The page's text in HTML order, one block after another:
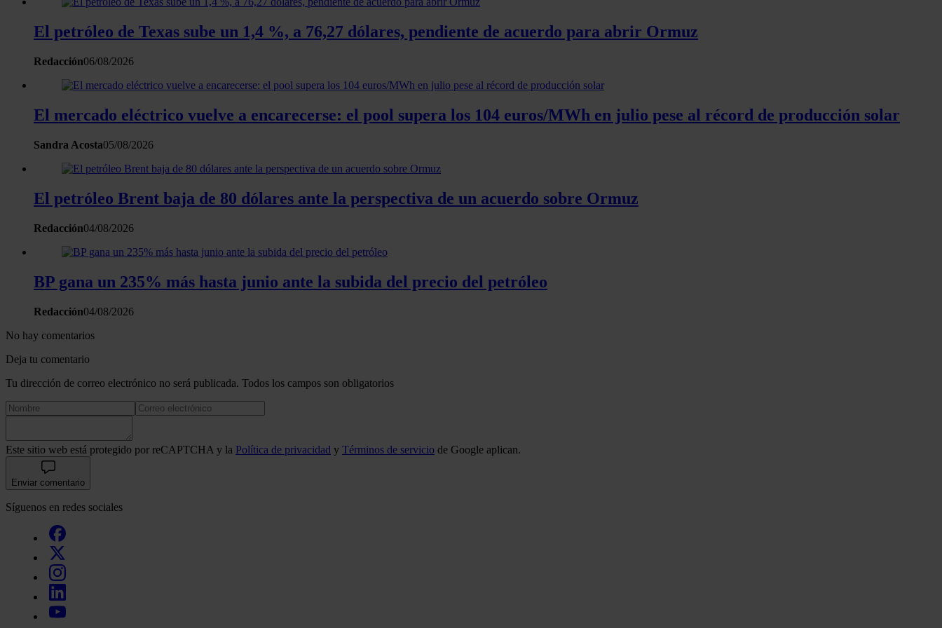
El petróleo de Texas sube un 1,4 %, a 76,27 dólares, pendiente de acuerdo para abrir Ormuz
Redacción06/08/2026
El mercado eléctrico vuelve a encarecerse: el pool supera los 104 euros/MWh en julio pese al récord de producción solar
Sandra Acosta05/08/2026
El petróleo Brent baja de 80 dólares ante la perspectiva de un acuerdo sobre Ormuz
Redacción04/08/2026
BP gana un 235% más hasta junio ante la subida del precio del petróleo
Redacción04/08/2026
No hay comentarios
Deja tu comentario
Tu dirección de correo electrónico no será publicada. Todos los campos son obligatorios
Este sitio web está protegido por reCAPTCHA y la Política de privacidad y Términos de servicio de Google aplican.
Enviar comentario
Síguenos en redes sociales